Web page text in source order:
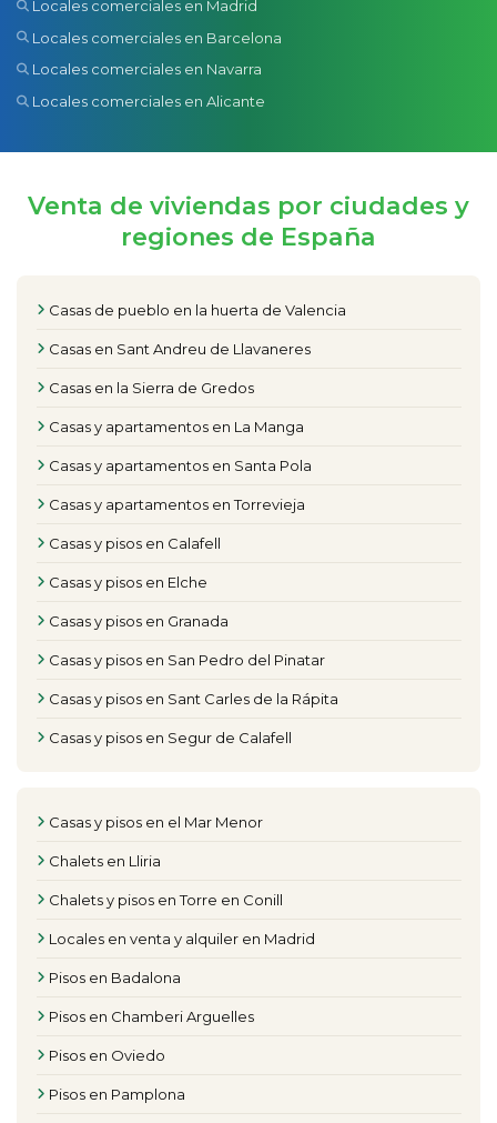
Locales comerciales en Madrid
Locales comerciales en Barcelona
Locales comerciales en Navarra
Locales comerciales en Alicante
Venta de viviendas por ciudades y
regiones de España
Casas de pueblo en la huerta de Valencia
Casas en Sant Andreu de Llavaneres
Casas en la Sierra de Gredos
Casas y apartamentos en La Manga
Casas y apartamentos en Santa Pola
Casas y apartamentos en Torrevieja
Casas y pisos en Calafell
Casas y pisos en Elche
Casas y pisos en Granada
Casas y pisos en San Pedro del Pinatar
Casas y pisos en Sant Carles de la Rápita
Casas y pisos en Segur de Calafell
Casas y pisos en el Mar Menor
Chalets en Lliria
Chalets y pisos en Torre en Conill
Locales en venta y alquiler en Madrid
Pisos en Badalona
Pisos en Chamberi Arguelles
Pisos en Oviedo
Pisos en Pamplona